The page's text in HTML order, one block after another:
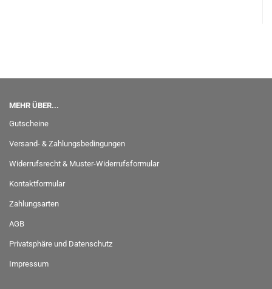
MEHR ÜBER...
Gutscheine
Versand- & Zahlungsbedingungen
Widerrufsrecht & Muster-Widerrufsformular
Kontaktformular
Zahlungsarten
AGB
Privatsphäre und Datenschutz
Impressum